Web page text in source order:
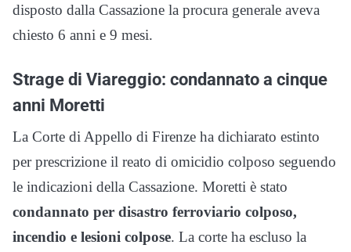
disposto dalla Cassazione la procura generale aveva
chiesto 6 anni e 9 mesi.
Strage di Viareggio: condannato a cinque
anni Moretti
La Corte di Appello di Firenze ha dichiarato estinto
per prescrizione il reato di omicidio colposo seguendo
le indicazioni della Cassazione. Moretti è stato
condannato per disastro ferroviario colposo,
incendio e lesioni colpose. La corte ha escluso la